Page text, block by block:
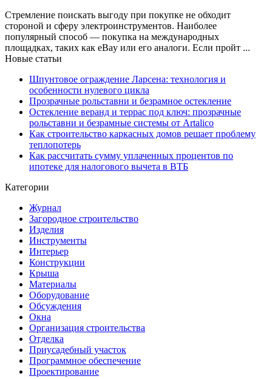
Стремление поискать выгоду при покупке не обходит
стороной и сферу электроинструментов. Наиболее
популярный способ — покупка на международных
площадках, таких как eBay или его аналоги. Если пройт ...
Новые статьи
Шпунтовое ограждение Ларсена: технология и
особенности нулевого цикла
Прозрачные рольставни и безрамное остекление
Остекление веранд и террас под ключ: прозрачные
рольставни и безрамные системы от Artalico
Как строительство каркасных домов решает проблему
теплопотерь
Как рассчитать сумму уплаченных процентов по
ипотеке для налогового вычета в ВТБ
Категории
Журнал
Загородное строительство
Изделия
Инструменты
Интерьер
Конструкции
Крыша
Материалы
Оборудование
Обсуждения
Окна
Организация строительства
Отделка
Приусадебный участок
Программное обеспечение
Проектирование